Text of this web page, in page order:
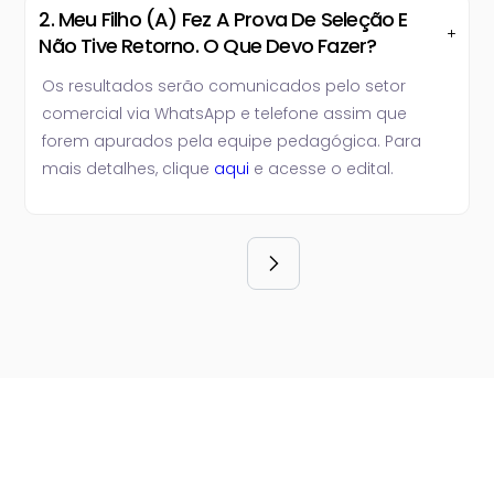
2. Meu Filho (a) Fez A Prova De Seleção E
Não Tive Retorno. O Que Devo Fazer?
Os resultados serão comunicados pelo setor
comercial via WhatsApp e telefone assim que
forem apurados pela equipe pedagógica. Para
mais detalhes, clique aqui e acesse o edital.